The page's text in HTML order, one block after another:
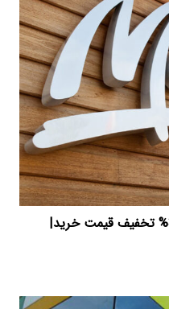
قیمت کامپوزیت طرح چوب تا 30% تخفیف قیمت خرید|